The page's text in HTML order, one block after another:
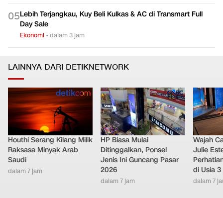
05Lebih Terjangkau, Kuy Beli Kulkas & AC di Transmart Full
Day Sale
Ekonomi •dalam 3 jam
LAINNYA DARI DETIKNETWORK
Houthi Serang Kilang Milik
Raksasa Minyak Arab
Saudi
dalam 7 jam
HP Biasa Mulai
Ditinggalkan, Ponsel
Jenis Ini Guncang Pasar
2026
dalam 7 jam
Wajah
Julie
di Usia 3
dalam 7